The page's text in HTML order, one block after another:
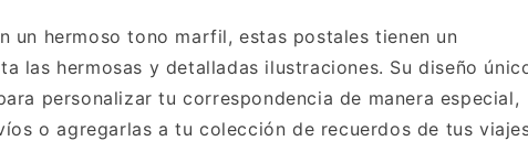
un hermoso tono marfil, estas postales tienen un
las hermosas y detalladas ilustraciones. Su diseño
personalizar tu correspondencia de manera especial,
o agregarlas a tu colección de recuerdos de tus